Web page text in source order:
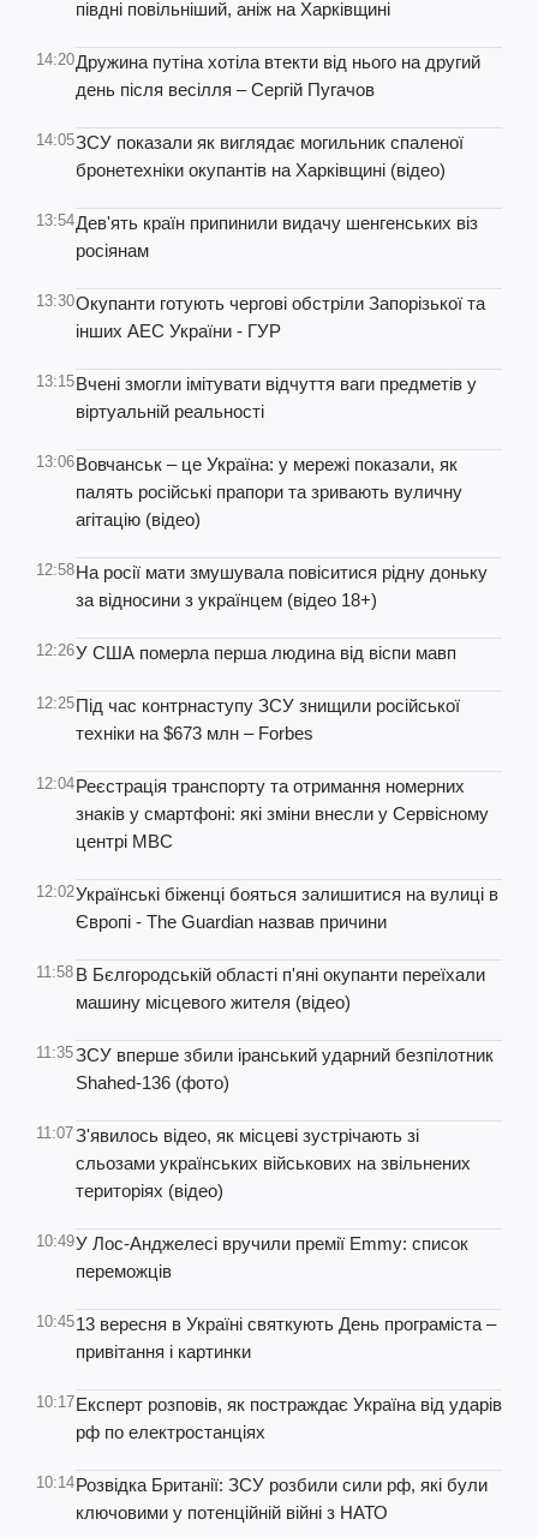
півдні повільніший, аніж на Харківщині
14:20Дружина путіна хотіла втекти від нього на другий
день після весілля – Сергій Пугачов
14:05ЗСУ показали як виглядає могильник спаленої
бронетехніки окупантів на Харківщині (відео)
13:54Дев'ять країн припинили видачу шенгенських віз
росіянам
13:30Окупанти готують чергові обстріли Запорізької та
інших АЕС України - ГУР
13:15Вчені змогли імітувати відчуття ваги предметів у
віртуальній реальності
13:06Вовчанськ – це Україна: у мережі показали, як
палять російські прапори та зривають вуличну
агітацію (відео)
12:58На росії мати змушувала повіситися рідну доньку
за відносини з українцем (відео 18+)
12:26У США померла перша людина від віспи мавп
12:25Під час контрнаступу ЗСУ знищили російської
техніки на $673 млн – Forbes
12:04Реєстрація транспорту та отримання номерних
знаків у смартфоні: які зміни внесли у Сервісному
центрі МВС
12:02Українські біженці бояться залишитися на вулиці в
Європі - The Guardian назвав причини
11:58 В Бєлгородській області п'яні окупанти переїхали
машину місцевого жителя (відео)
11:35ЗСУ вперше збили іранський ударний безпілотник
Shahed-136 (фото)
11:07З'явилось відео, як місцеві зустрічають зі
сльозами українських військових на звільнених
територіях (відео)
10:49У Лос-Анджелесі вручили премії Emmy: список
переможців
10:4513 вересня в Україні святкують День програміста –
привітання і картинки
10:17Експерт розповів, як постраждає Україна від ударів
рф по електростанціях
10:14Розвідка Британії: ЗСУ розбили сили рф, які були
ключовими у потенційній війні з НАТО